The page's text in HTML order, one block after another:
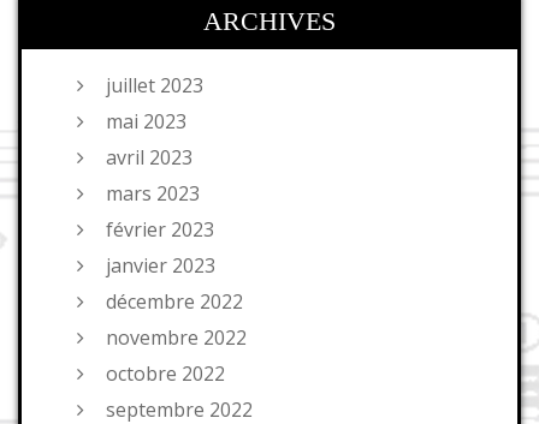
ARCHIVES
juillet 2023
mai 2023
avril 2023
mars 2023
février 2023
janvier 2023
décembre 2022
novembre 2022
octobre 2022
septembre 2022